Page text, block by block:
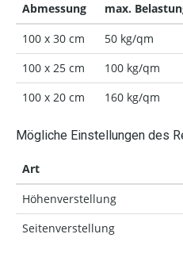
Abmessung
max.
100 x 30 cm
50 kg/qm
100 x 25 cm
100 kg/qm
100 x 20 cm
160 kg/qm
Mögliche Einstellungen des
Art
Höhenverstellung
Seitenverstellung